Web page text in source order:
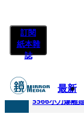
訂閱
紙本雜
誌
最新
快訊